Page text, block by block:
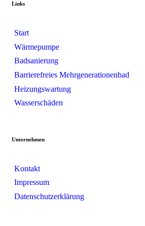
Links
Start
Wärmepumpe
Badsanierung
Barrierefreies Mehrgenerationenbad
Heizungswartung
Wasserschäden
Unternehmen
Kontakt
Impressum
Datenschutzerklärung